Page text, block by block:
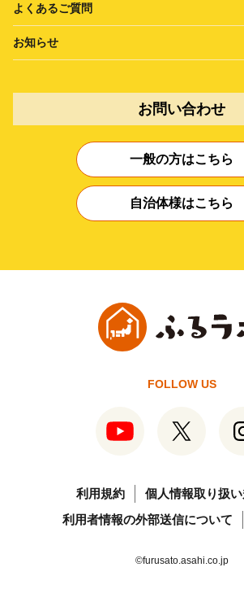
よくあるご質問
お知らせ
お問い合わせ
一般の方はこちら
自治体様はこちら
FOLLOW US
利用規約
個人情報取り扱
利用者情報の外部送信について
©furusato.asahi.co.jp